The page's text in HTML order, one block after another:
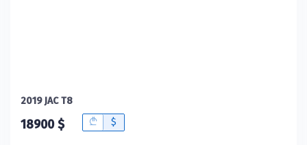
2019 JAC T8
18900 $ B $